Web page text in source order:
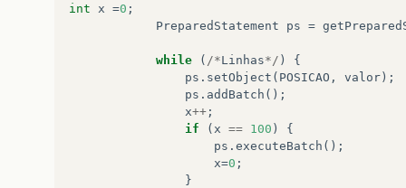
int x =0 ;
PreparedStatement
ps =
while ( /*Linhas*/ )
{
ps . setObject ( POSICAO , valor );
ps . addBatch ();
x++ ;
if
( x == 100 )
{
ps . executeBatch ();
x=0 ;
}